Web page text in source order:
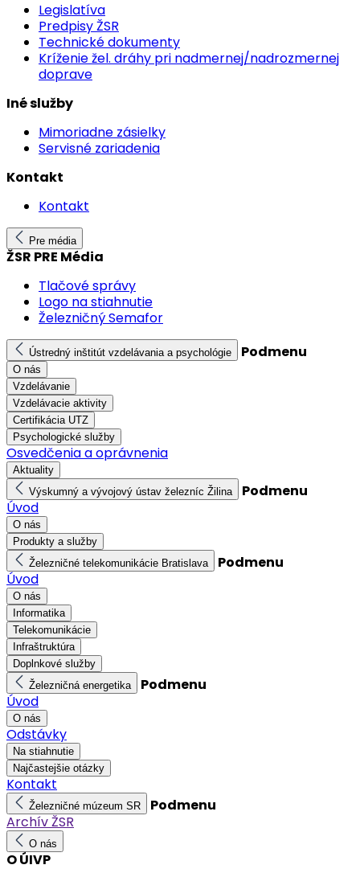
Legislatíva
Predpisy ŽSR
Technické dokumenty
Kríženie žel. dráhy pri nadmernej/nadrozmernej
doprave
Iné služby
Mimoriadne zásielky
Servisné zariadenia
Kontakt
Kontakt
Pre média
ŽSR PRE Média
Tlačové správy
Logo na stiahnutie
Železničný Semafor
Ústredný inštitút vzdelávania a psychológie Podmenu
O nás
Vzdelávanie
Vzdelávacie aktivity
Certifikácia UTZ
Psychologické služby
Osvedčenia a oprávnenia
Aktuality
Výskumný a vývojový ústav železníc Žilina
Podmenu
Úvod
O nás
Produkty a služby
Železničné telekomunikácie Bratislava
Podmenu
Úvod
O nás
Informatika
Telekomunikácie
Infraštruktúra
Doplnkové služby
Železničná energetika
Podmenu
Úvod
O nás
Odstávky
Na stiahnutie
Najčastejšie otázky
Kontakt
Železničné múzeum SR
Podmenu
Archív ŽSR
O nás
O ÚIVP